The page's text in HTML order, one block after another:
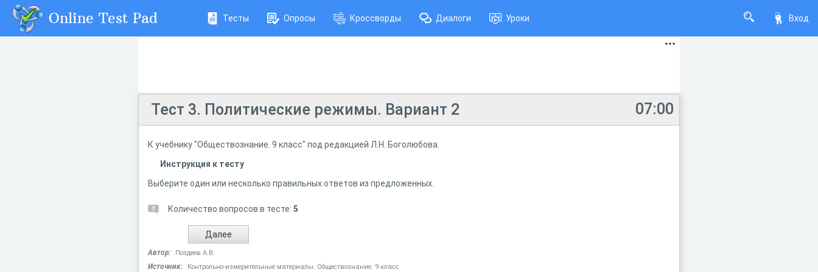
Вход
Online Test Pad Тесты Опросы Кроссворды Диалоги Уроки
07:00
Тест 3. Политические режимы. Вариант 2
К учебнику "Обществознание. 9 класс" под редакцией Л.Н. Боголюбова.
Инструкция к тесту
Выберите один или несколько правильных ответов из предложенных.
Количество вопросов в тесте: 5
Автор: Поздеев А.В.
Источник: Контрольно-измерительные материалы. Обществознание. 9 класс